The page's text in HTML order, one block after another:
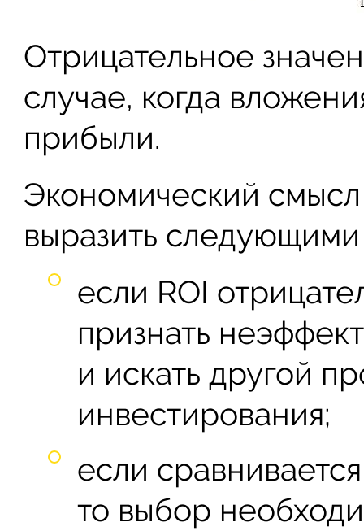
Отрицательное
случае, когда
прибыли.
Экономический
выразить следующими
если ROI
признать
и искать другой
инвестирования;
если
то выбор